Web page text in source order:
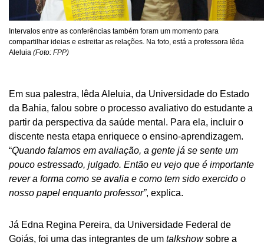
Intervalos entre as conferências também foram um momento para
compartilhar ideias e estreitar as relações. Na foto, está a professora Iêda
Aleluia (Foto: FPP)
Em sua palestra, Iêda Aleluia, da Universidade do Estado
da Bahia, falou sobre o processo avaliativo do estudante a
partir da perspectiva da saúde mental. Para ela, incluir o
discente nesta etapa enriquece o ensino-aprendizagem.
“Quando falamos em avaliação, a gente já se sente um
pouco estressado, julgado. Então eu vejo que é importante
rever a forma como se avalia e como tem sido exercido o
nosso papel enquanto professor”, explica.
Já Edna Regina Pereira, da Universidade Federal de
Goiás, foi uma das integrantes de um talkshowsobre a